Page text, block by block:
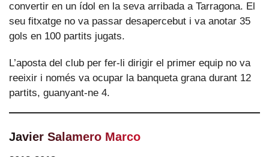
convertir en un ídol en la seva arribada a Tarragona. El
seu fitxatge no va passar desapercebut i va anotar 35
gols en 100 partits jugats.
L’aposta del club per fer-li dirigir el primer equip no va
reeixir i només va ocupar la banqueta grana durant 12
partits, guanyant-ne 4.
Javier Salamero Marco